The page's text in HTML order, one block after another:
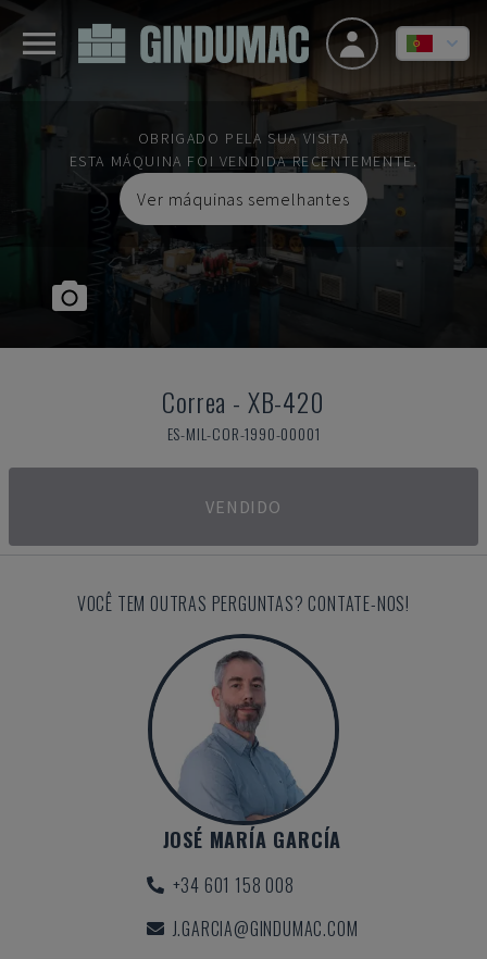
OBRIGADO PELA SUA VISITA
ESTA MÁQUINA FOI VENDIDA RECENTEMENTE.
Ver máquinas semelhantes
Correa - XB-420
ES-MIL-COR-1990-00001
VENDIDO
VOCÊ TEM OUTRAS PERGUNTAS? CONTATE-NOS!
JOSÉ MARÍA GARCÍA
+34 601 158 008
J.GARCIA@GINDUMAC.COM